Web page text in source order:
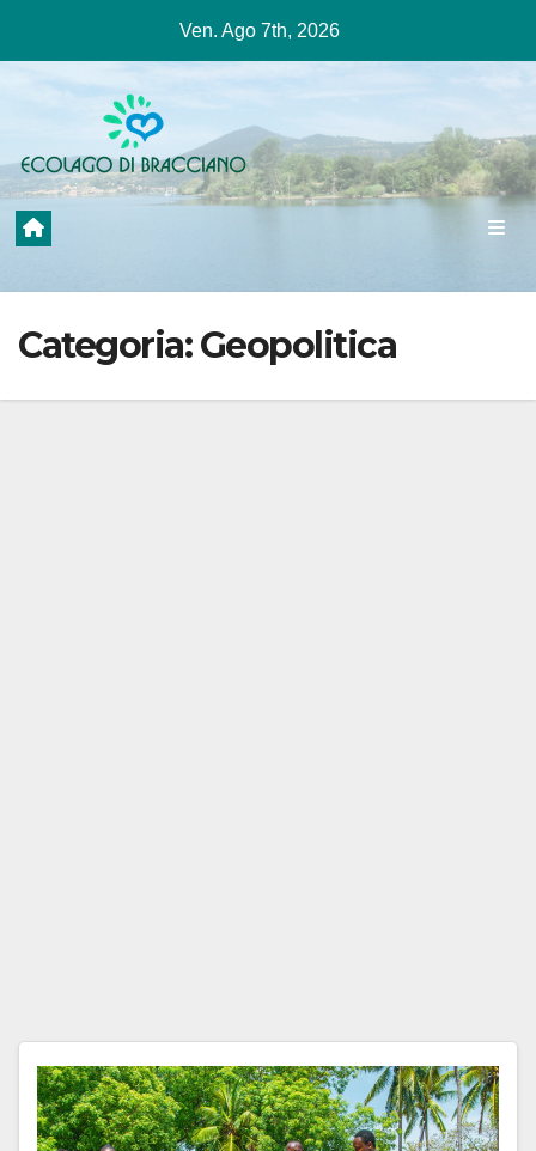
contenuto
Ven. Ago 7th, 2026
Categoria:Geopolitica